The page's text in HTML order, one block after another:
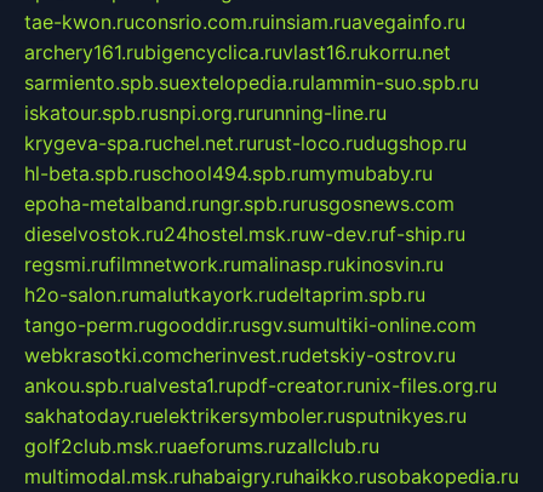
tae-kwon.ruconsrio.com.ruinsiam.ruavegainfo.ru
archery161.rubigencyclica.ruvlast16.rukorru.net
sarmiento.spb.suextelopedia.rulammin-suo.spb.ru
iskatour.spb.rusnpi.org.rurunning-line.ru
krygeva-spa.ruchel.net.rurust-loco.rudugshop.ru
hl-beta.spb.ruschool494.spb.rumymubaby.ru
epoha-metalband.rungr.spb.rurusgosnews.com
dieselvostok.ru24hostel.msk.ruw-dev.ruf-ship.ru
regsmi.rufilmnetwork.rumalinasp.rukinosvin.ru
h2o-salon.rumalutkayork.rudeltaprim.spb.ru
tango-perm.rugooddir.rusgv.sumultiki-online.com
webkrasotki.comcherinvest.rudetskiy-ostrov.ru
ankou.spb.rualvesta1.rupdf-creator.runix-files.org.ru
sakhatoday.ruelektrikersymboler.rusputnikyes.ru
golf2club.msk.ruaeforums.ruzallclub.ru
multimodal.msk.ruhabaigry.ruhaikko.rusobakopedia.ru